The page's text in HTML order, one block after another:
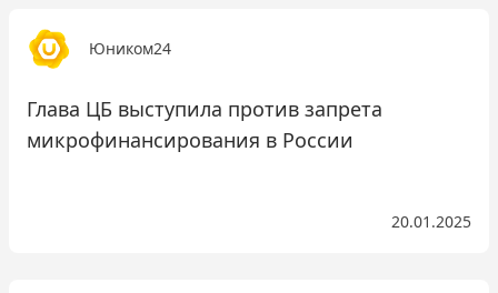
Юником24
Глава ЦБ выступила против запрета
микрофинансирования в России
20.01.2025